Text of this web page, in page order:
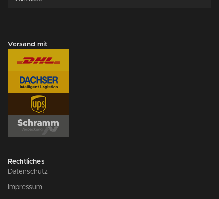
Versand mit
Rechtliches
Datenschutz
Impressum